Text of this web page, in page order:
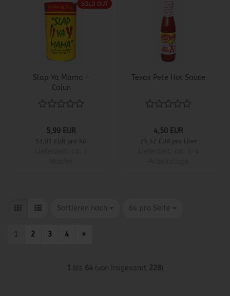
SOLD OUT
Slap Ya Mama –
Cajun
Gewürzmischung
5,99 EUR
53,01 EUR pro KG
Texas Pete Hot Sauce
4,50 EUR
25,42 EUR pro Liter
Sortieren nach
Sortieren nach 64 pro Seite
pro Seite
1 2 3 4 »
1 bis 64 (von insgesamt 228)